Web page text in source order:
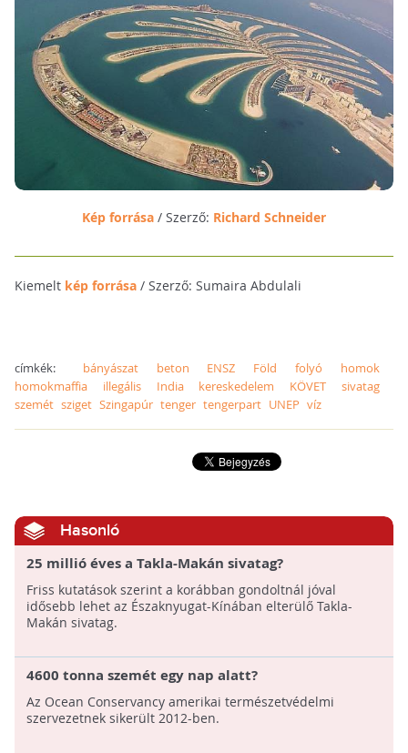
Kép forrása / Szerző: Richard Schneider
Kiemelt kép forrása/ Szerző: Sumaira Abdulali
címkék: bányászat beton ENSZ Föld folyó
homok
homokmaffia
illegális India kereskedelem KÖVET
sivatag
szemét sziget Szingapúr tenger tengerpart UNEP víz
Hasonló
25 millió éves a Takla-Makán sivatag?
Friss kutatások szerint a korábban gondoltnál jóval
idősebb lehet az Északnyugat-Kínában elterülő Takla-
Makán sivatag.
4600 tonna szemét egy nap alatt?
Az Ocean Conservancy amerikai természetvédelmi
szervezetnek sikerült 2012-ben.